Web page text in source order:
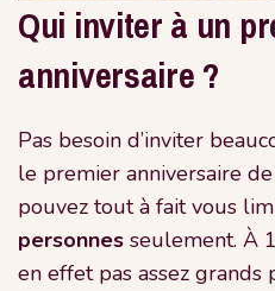
Qui inviter à un
anniversaire ?
Pas besoin d’inviter
le premier anniversaire
pouvez tout à fait vous
personnes seulement. À
en effet pas assez